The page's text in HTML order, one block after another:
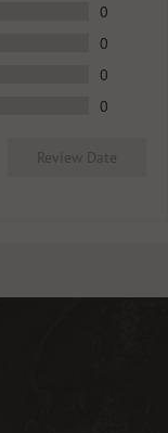
0
0
0
0
Review Date